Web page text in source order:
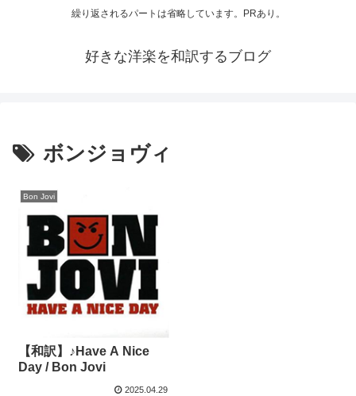
繰り返されるパートは省略しています。PRあり。
好きな洋楽を和訳するブログ
ボンジョヴィ
Bon Jovi
【和訳】♪Have A Nice
Day / Bon Jovi
2025.04.29